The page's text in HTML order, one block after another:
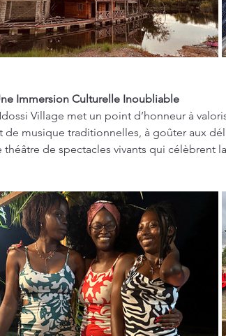
Immersion Culturelle Inoubliable
Village met un point d’honneur à
de musique traditionnelles, à goûter aux
théâtre de spectacles vivants qui célèbrent